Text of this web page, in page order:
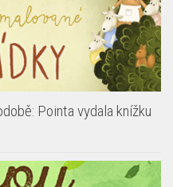
Pointa vydala knížku